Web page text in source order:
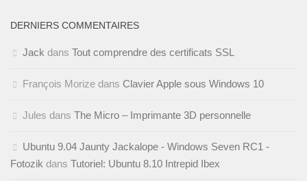
DERNIERS COMMENTAIRES
Jack dans Tout comprendre des certificats SSL
François Morize dans Clavier Apple sous Windows 10
Jules dans The Micro – Imprimante 3D personnelle
Ubuntu 9.04 Jaunty Jackalope - Windows Seven RC1 -
Fotozik dans Tutoriel: Ubuntu 8.10 Intrepid Ibex